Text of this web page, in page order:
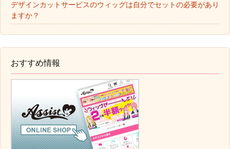
デザインカットサービスのウィッグは自分でセットの必要があり
ますか？
おすすめ情報